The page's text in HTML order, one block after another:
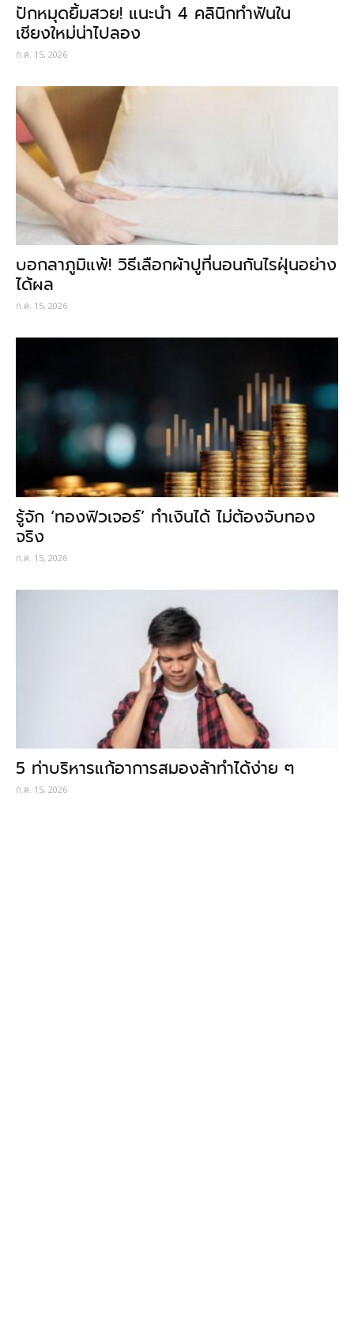
ปักหมุดยิ้มสวย! แนะนำ 4 คลินิกทำฟันใน
เชียงใหม่น่าไปลอง
ก.ค. 15, 2026
บอกลาภูมิแพ้! วิธีเลือกผ้าปูที่นอนกันไรฝุ่นอย่าง
ได้ผล
ก.ค. 15, 2026
รู้จัก ‘ทองฟิวเจอร์’ ทำเงินได้ ไม่ต้องจับทอง
จริง
ก.ค. 15, 2026
5 ท่าบริหารแก้อาการสมองล้าทำได้ง่าย ๆ
ก.ค. 15, 2026